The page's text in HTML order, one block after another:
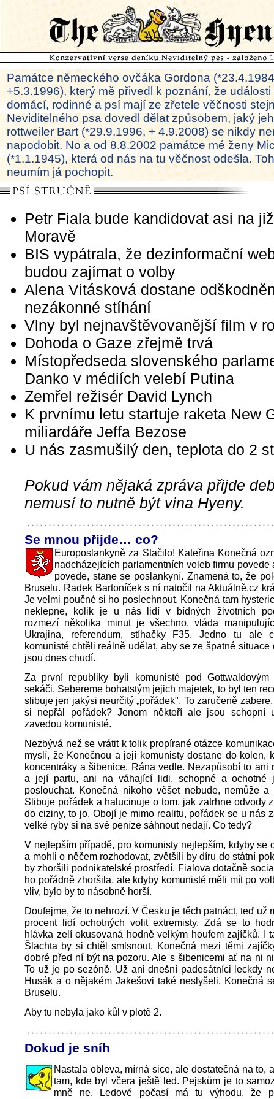
Památce německého ovčáka Gordona
+5.3.1996), který mě přivedl k poznání, že
domácí, rodinné a psí mají ze zřetele věčnosti
Neviditelného psa dovedl dělat způsobem, jaký
rottweiler Bart (*29.9.1996, + 4.9.2008) se nikdy
napodobit. No a od 8.8.2002 památce mé ženy
(*1.1.1945), která od nás na tu věčnost odešla.
neumím já pochopit.
Petr Fiala bude kandidovat asi na
Moravě
BIS vypátrala, že dezinformační
budou zajímat o volby
Alena Vitásková dostane
nezákonné stíhání
Vlny byl nejnavštěvovanější film v
Dohoda o Gaze zřejmě trvá
Místopředseda slovenského
Danko v médiích velebí Putina
Zemřel režisér David Lynch
K prvnímu letu startuje raketa New
miliardáře Jeffa Bezose
U nás zasmušilý den, teplota do 2
Pokud vám nějaká zpráva přijde
nemusí to nutně být vina Hyeny.
Se mnou přijde… co?
Europoslankyně za Stačilo! Kateřina Konečná
nadcházejících parlamentních voleb firmu povede
povede, stane se poslankyní. Znamená to, že
Bruselu. Radek Bartoníček s ní natočil na Aktuálně.cz
Je velmi poučné si ho poslechnout. Konečná tam
neklepne, kolik je u nás lidí v bídných životních
rozmezí několika minut je všechno, vláda
Ukrajina, referendum, stíhačky F35. Jedno tu ale
komunisté chtěli reálně udělat, aby se ze špatné situace
jsou dnes chudí.
Za první republiky byli komunisté pod Gottwaldovým
sekáči. Sebereme bohatstým jejich majetek, to byl ten
slibuje jen jakýsi neurčitý „pořádek". To zaručeně
si nepřál pořádek? Jenom někteří ale jsou schopní
zavedou komunisté.
Nezbývá než se vrátit k tolik propírané otázce
myslí, že Konečnou a její komunisty dostane do kolen,
koncentráky a šibenice. Rána vedle. Nezapůsobí to ani
a její partu, ani na váhající lidi, schopné a ochotné
poslouchat. Konečná nikoho věšet nebude, nemůže a
Slibuje pořádek a halucinuje o tom, jak zatrhne odvody
do ciziny, to jo. Obojí je mimo realitu, pořádek se u nás
velké ryby si na své peníze sáhnout nedají. Co tedy?
V nejlepším případě, pro komunisty nejlepším, kdyby se
a mohli o něčem rozhodovat, zvětšili by díru do státní
by zhoršili podnikatelské prostředí. Fialova dotačně
ho pořádně zhoršila, ale kdyby komunisté měli mít po
vliv, bylo by to násobně horší.
Doufejme, že to nehrozí. V Česku je těch patnáct, teď už
procent lidí ochotných volit extremisty. Zdá se to
hlávka zelí okusovaná hodně velkým houfem zajíčků. I
Šlachta by si chtěl smlsnout. Konečná mezi těmi
dobré před ní být na pozoru. Ale s šibenicemi ať na ni
To už je po sezóně. Už ani dnešní padesátníci leckdy
Husák a o nějakém Jakešovi také neslyšeli. Konečná
Bruselu.
Aby tu nebyla jako kůl v plotě 2.
Dokud je sníh
Nastala obleva, mírná sice, ale dostatečná na to,
tam, kde byl včera ještě led. Pejskům je to
mně ne. Ledové počasí má tu výhodu, že